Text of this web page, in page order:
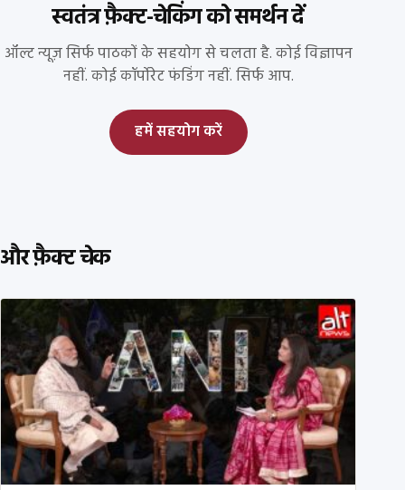
स्वतंत्र फ़ैक्ट-चेकिंग को समर्थन दें
ऑल्ट न्यूज़ सिर्फ पाठकों के सहयोग से चलता है. कोई विज्ञापन
नहीं. कोई कॉर्पोरेट फंडिंग नहीं. सिर्फ आप.
हमें सहयोग करें
और फ़ैक्ट चेक